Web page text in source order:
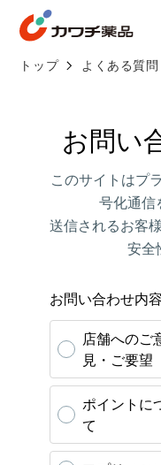
トップ よくある質